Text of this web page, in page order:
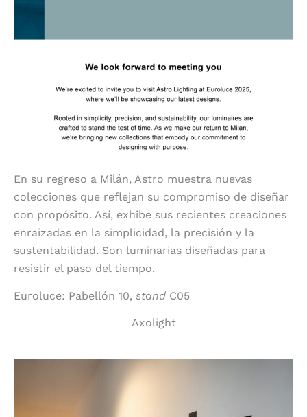
En su regreso a Milán, Astro muestra nuevas
colecciones que reflejan su compromiso de diseñar
con propósito. Así, exhibe sus recientes creaciones
enraizadas en la simplicidad, la precisión y la
sustentabilidad. Son luminarias diseñadas para
resistir el paso del tiempo.
Euroluce: Pabellón 10, stand C05
Axolight